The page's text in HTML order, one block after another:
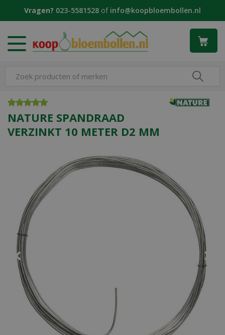
Vragen? 023-5581528 of info@koopbloembollen.nl
NATURE SPANDRAAD
VERZINKT 10 METER D2 MM